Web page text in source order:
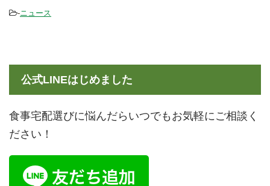
-ニュース
公式LINEはじめました
食事宅配選びに悩んだらいつでもお気軽にご相談く
ださい！